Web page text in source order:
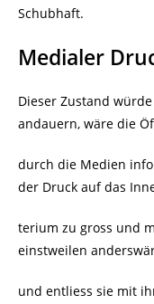
Schubhaft.
Medialer
Dieser Zustand
andauern, wäre die
durch die Medien
der Druck auf das
terium zu gross und
einstweilen
und entliess sie mit